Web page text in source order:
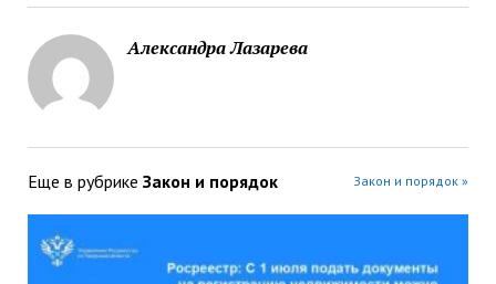
Александра Лазарева
Еще в рубрике Закон и порядок Закон и порядок »